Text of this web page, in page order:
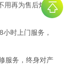
用再为售后烦
时上门服务，
服务，终身对产